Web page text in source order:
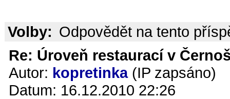
Volby: Odpovědět na tento
Re: Úroveň restaurací v
Autor: kopretinka(IP zapsáno)
Datum: 16.12.2010 22:26